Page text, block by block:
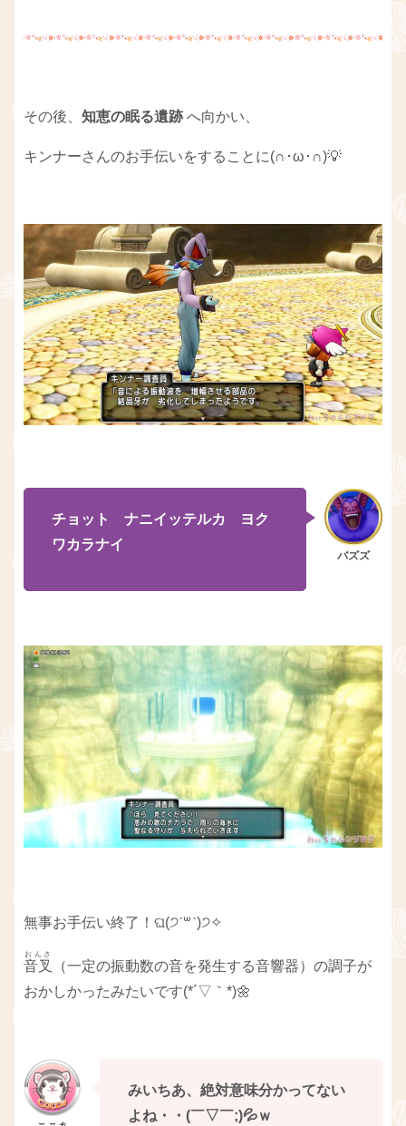
その後、 知恵の眠る遺跡 へ向かい、
キンナーさんのお手伝いをすることに(∩･ω･∩)💡
チョット ナニイッテルカ ヨク
ワカラナイ
無事お手伝い終了！ଘ(੭ˊ꒳​ˋ)੭✧
音叉
おんさ
（一定の振動数の音を発生する音響器） の調子が
おかしかったみたいです(*´▽｀*)🌼
みいちあ、絶対意味分かってない
よね・・(￣▽￣;)💦ｗ